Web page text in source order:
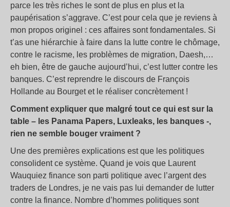
parce les très riches le sont de plus en plus et la
paupérisation s’aggrave. C’est pour cela que je reviens à
mon propos originel : ces affaires sont fondamentales. Si
t’as une hiérarchie à faire dans la lutte contre le chômage,
contre le racisme, les problèmes de migration, Daesh,…
eh bien, être de gauche aujourd’hui, c’est lutter contre les
banques. C’est reprendre le discours de François
Hollande au Bourget et le réaliser concrètement !
Comment expliquer que malgré tout ce qui est sur la
table – les Panama Papers, Luxleaks, les banques -,
rien ne semble bouger vraiment ?
Une des premières explications est que les politiques
consolident ce système. Quand je vois que Laurent
Wauquiez finance son parti politique avec l’argent des
traders de Londres, je ne vais pas lui demander de lutter
contre la finance. Nombre d’hommes politiques sont